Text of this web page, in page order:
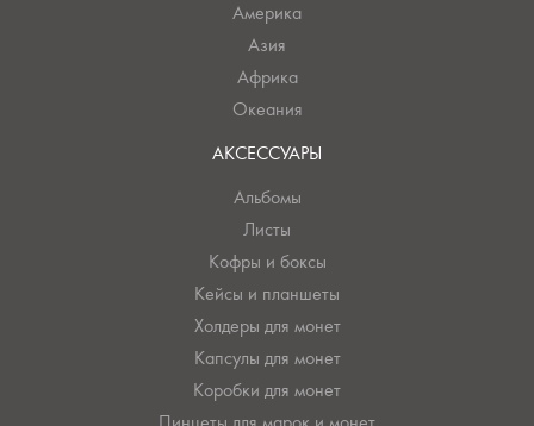
Америка
Азия
Африка
Океания
АКСЕССУАРЫ
Альбомы
Листы
Кофры и боксы
Кейсы и планшеты
Холдеры для монет
Капсулы для монет
Коробки для монет